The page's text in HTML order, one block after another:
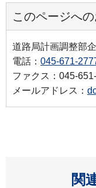
このページへ
道路局計画調整部
電話： 045-671-
ファクス：045-
メールアドレス：
関